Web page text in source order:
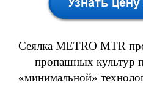
Сеялка METRO MTR
пропашных культур
«минимальной»